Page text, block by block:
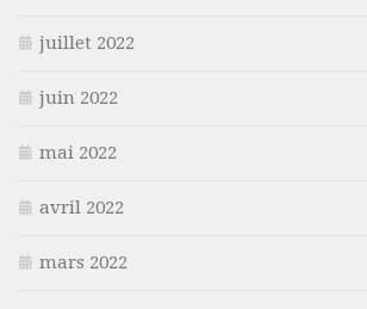
juillet 2022
juin 2022
mai 2022
avril 2022
mars 2022